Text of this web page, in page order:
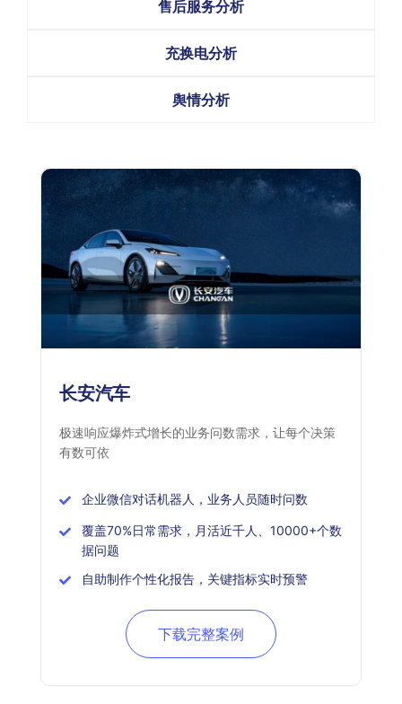
售后服务分析
充换电分析
舆情分析
长安汽车
极速响应爆炸式增长的业务问数需求，让每个决策
有数可依
企业微信对话机器人，业务人员随时问数
覆盖70%日常需求，月活近千人、10000+个数
据问题
自助制作个性化报告，关键指标实时预警
下载完整案例